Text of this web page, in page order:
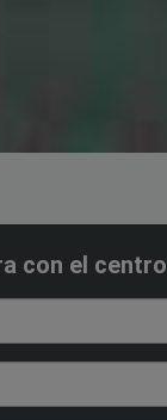
con el centro